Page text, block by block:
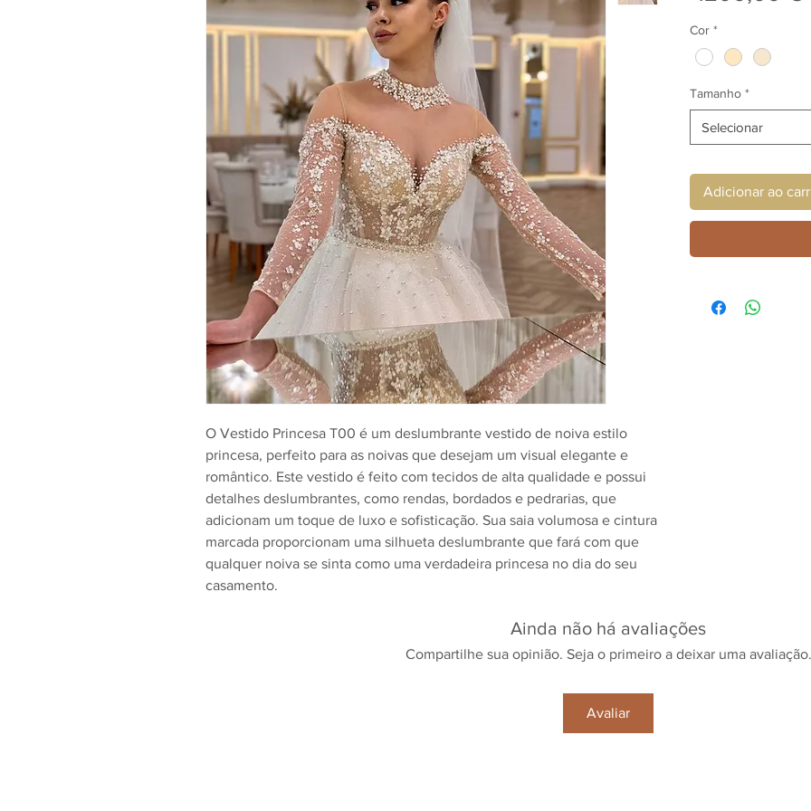
O Vestido Princesa T00 é um deslumbrante vestido de noiva estilo
princesa, perfeito para as noivas que desejam um visual elegante e
romântico. Este vestido é feito com tecidos de alta qualidade e possui
detalhes deslumbrantes, como rendas, bordados e pedrarias, que
adicionam um toque de luxo e sofisticação. Sua saia volumosa e cintura
marcada proporcionam uma silhueta deslumbrante que fará com que
qualquer noiva se sinta como uma verdadeira princesa no dia do seu
casamento.
Cor *
Tamanho *
Selecionar
Adicionar ao
Ainda não há avaliações
Compartilhe sua opinião. Seja o primeiro a deixar uma avaliação.
Avaliar